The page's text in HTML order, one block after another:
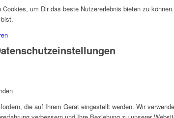
Cookies, um Dir das beste Nutzererlebnis bieten zu
die auf Ihrem Gerät eingestellt werden. Wir